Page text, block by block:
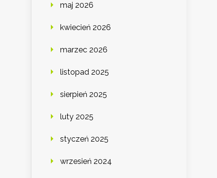
maj 2026
kwiecień 2026
marzec 2026
listopad 2025
sierpień 2025
luty 2025
styczeń 2025
wrzesień 2024